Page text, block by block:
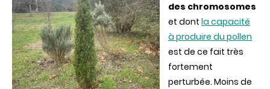
des chromosomes
et dontla capacité
à produire du pollen
est de ce fait très
fortement
perturbée. Moins de